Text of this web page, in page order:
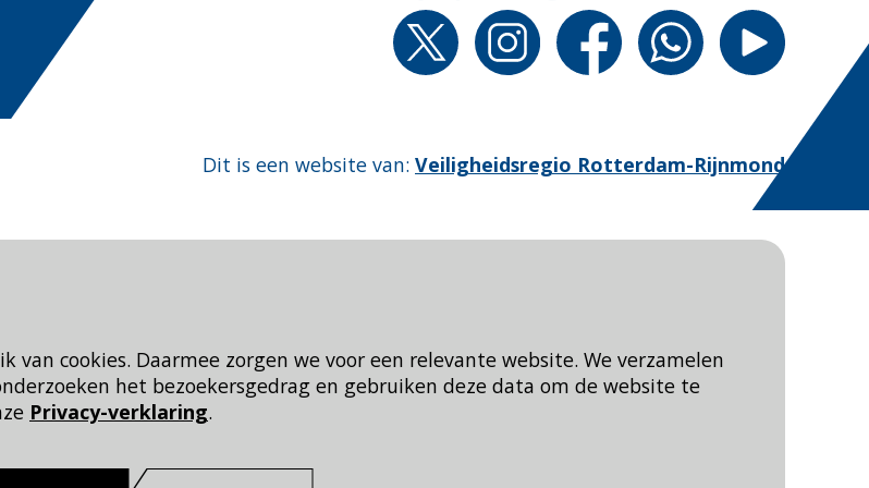
cookies. Daarmee zorgen we voor een relevante website. We verzamelen
het bezoekersgedrag en gebruiken deze data om de website te
Privacy-verklaring.
Dit is een website van: Veiligheidsregio Rotterdam-Rijnmond